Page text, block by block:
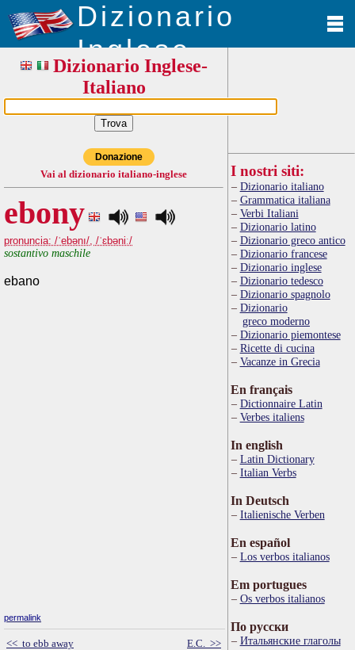
Dizionario
Inglese
Dizionario Inglese-
Italiano
Donazione
Vai al dizionario italiano-inglese
ebony
pronuncia: /ˈebənı/, /ˈɛbəniː/
sostantivo maschile
ebano
permalink
<< to ebb away E.C. >>
I nostri siti:
Dizionario italiano
Grammatica italiana
Verbi Italiani
Dizionario latino
Dizionario greco antico
Dizionario francese
Dizionario inglese
Dizionario tedesco
Dizionario spagnolo
Dizionario
greco moderno
Dizionario piemontese
Ricette di cucina
Vacanze in Grecia
En français
Dictionnaire Latin
Verbes italiens
In english
Latin Dictionary
Italian Verbs
In Deutsch
Italienische Verben
En español
Los verbos italianos
Em portugues
Os verbos italianos
По русски
Итальянские глаголы